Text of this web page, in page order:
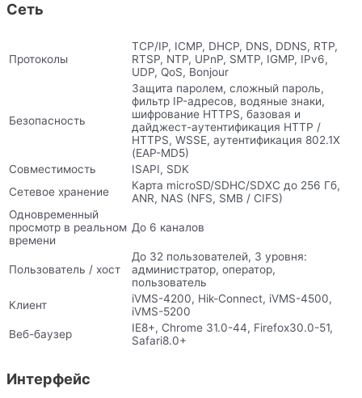
Сеть
Протоколы
TCP/IP, ICMP, DHCP, DNS, DDNS, RTP,
RTSP, NTP, UPnP, SMTP, IGMP, IPv6,
UDP, QoS, Bonjour
Безопасность
Защита паролем, сложный пароль,
фильтр IP-адресов, водяные знаки,
шифрование HTTPS, базовая и
дайджест-аутентификация HTTP /
HTTPS, WSSE, аутентификация 802.1X
(EAP-MD5)
Совместимость
ISAPI, SDK
Сетевое хранение
Карта microSD/SDHC/SDXC до 256 Гб,
ANR, NAS (NFS, SMB / CIFS)
Одновременный
просмотр в реальном
времени
До 6 каналов
Пользователь / хост
До 32 пользователей, 3 уровня:
администратор, оператор,
пользователь
Клиент
iVMS-4200, Hik-Connect, iVMS-4500,
iVMS-5200
Веб-баузер
IE8+, Chrome 31.0-44, Firefox30.0-51,
Safari8.0+
Интерфейс